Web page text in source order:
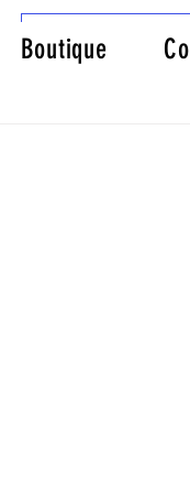
Connexion/Inscription
Boutique